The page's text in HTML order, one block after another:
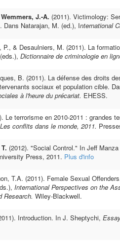
Wemmers, J.-A. (2011). Victimology:
Dans Natarajan, M. (ed.), International
P., & Desaulniers, M. (2011). La
Dictionnaire de criminologie en
B. (2011). La défense des droits
sociaux et population cible.
à l'heure du précariat. EHESS.
Le terrorisme en 2010-2011 : grandes
Les conflits dans le monde, 2011.
(2012). "Social Control." In Jeff Manza
Press, 2011. Plus d'info
T.A. (2011). Female Sexual
International Perspectives on the
Research. Wiley-Blackwell.
Introduction. In J. Sheptychi,